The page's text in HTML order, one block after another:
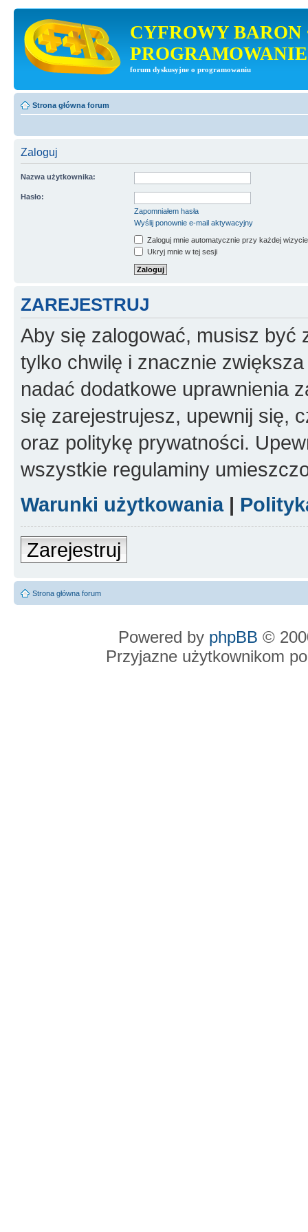
CYFROWY BARON
PROGRAMOWANIE
forum dyskusyjne o programowaniu
Strona główna forum
Zaloguj
Nazwa użytkownika:
Hasło:
Zapomniałem hasła
Wyślij ponownie e-mail aktywacyjny
Zaloguj mnie automatycznie przy każdej wizycie
Ukryj mnie w tej sesji
ZAREJESTRUJ
Aby się zalogować, musisz być
tylko chwilę i znacznie
nadać dodatkowe uprawnienia
się zarejestrujesz, upewnij się,
oraz politykę prywatności.
wszystkie regulaminy
Warunki użytkowania|
Zarejestruj
Strona główna forum
Powered by phpBB ©
Przyjazne użytkownikom